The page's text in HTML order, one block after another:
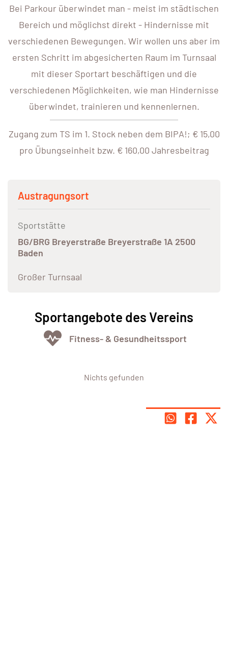
Bei Parkour überwindet man - meist im städtischen
Bereich und möglichst direkt - Hindernisse mit
verschiedenen Bewegungen. Wir wollen uns aber im
ersten Schritt im abgesicherten Raum im Turnsaal
mit dieser Sportart beschäftigen und die
verschiedenen Möglichkeiten, wie man Hindernisse
überwindet, trainieren und kennenlernen.
Zugang zum TS im 1. Stock neben dem BIPA!; € 15,00
pro Übungseinheit bzw. € 160,00 Jahresbeitrag
Austragungsort
Sportstätte
BG/BRG Breyerstraße Breyerstraße 1A 2500
Baden
Großer Turnsaal
Sportangebote des Vereins
Fitness- & Gesundheitssport
Nichts gefunden